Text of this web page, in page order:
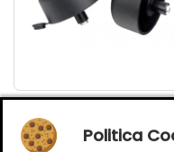
H27, reglaj interior, set 4
bucati
Politica